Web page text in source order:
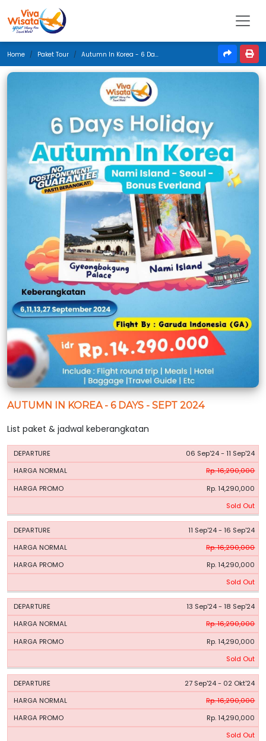
Home Paket Tour Autumn In Korea - 6 Days - Sept 2024
AUTUMN IN KOREA - 6 DAYS - SEPT 2024
List paket & jadwal keberangkatan
PERIODE
HARGA
06 Sep'24 - 11 Sep'24
Rp. 16,290,000
Rp. 14,290,000
Sold Out
11 Sep'24 - 16 Sep'24
Rp. 16,290,000
Rp. 14,290,000
Sold Out
13 Sep'24 - 18 Sep'24
Rp. 16,290,000
Rp. 14,290,000
Sold Out
27 Sep'24 - 02 Okt'24
Rp. 16,290,000
Rp. 14,290,000
Sold Out